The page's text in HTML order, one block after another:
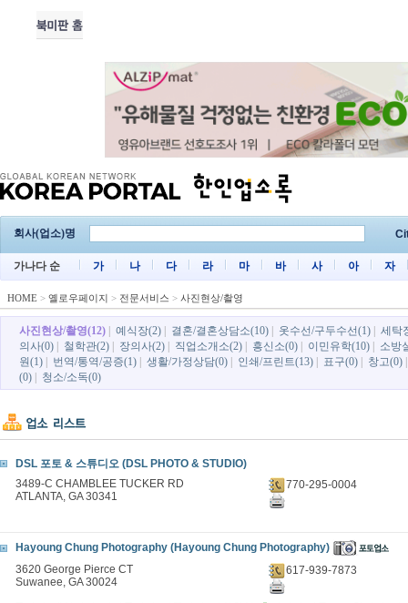
회사(업소)명
가나다 순 가 나 다 라 마 바 사 아 자
HOME > 옐로우페이지 > 전문서비스 > 사진현상/촬영
사진현상/촬영(12) 예식장(2) 결혼/결혼상담소(10) 옷수선/구두수선(1)
세탁
의사(0)
철학관(2) 장의사(2) 직업소개소(2) 흥신소(0) 이민유학(10)
소방
원(1)
번역/통역/공증(1) 생활/가정상담(0) 인쇄/프린트(13) 표구(0) 창고(0)
(0)
청소/소독(0)
DSL 포토 & 스튜디오 (DSL PHOTO & STUDIO)
3489-C CHAMBLEE TUCKER RD
ATLANTA, GA 30341
770-295-0004
Hayoung Chung Photography (Hayoung Chung Photography)
3620 George Pierce CT
Suwanee, GA 30024
617-939-7873